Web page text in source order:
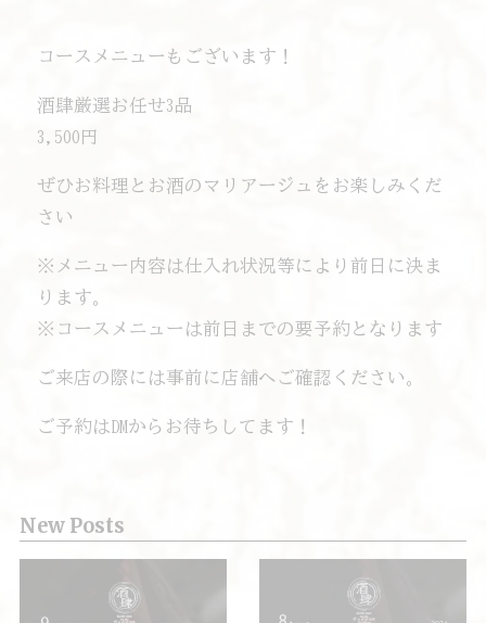
コースメニューもございます！
酒肆厳選お任せ3品
3,500円
ぜひお料理とお酒のマリアージュをお楽しみくだ
さい
※メニュー内容は仕入れ状況等により前日に決ま
ります。
※コースメニューは前日までの要予約となります
ご来店の際には事前に店舗へご確認ください。
ご予約はDMからお待ちしてます！
New Posts